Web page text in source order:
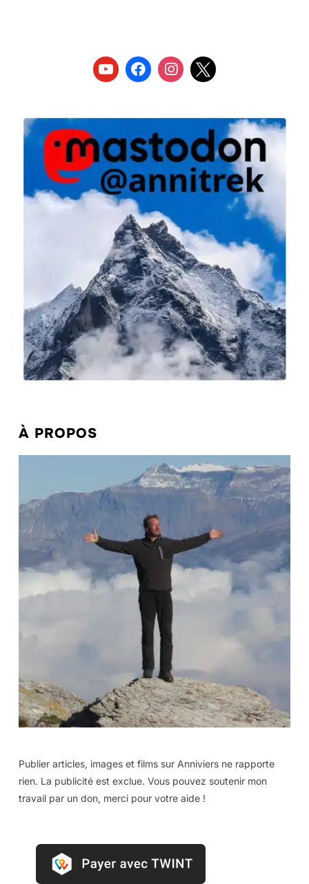
À PROPOS
Publier articles, images et films sur Anniviers ne rapporte
rien. La publicité est exclue. Vous pouvez soutenir mon
travail par un don, merci pour votre aide !